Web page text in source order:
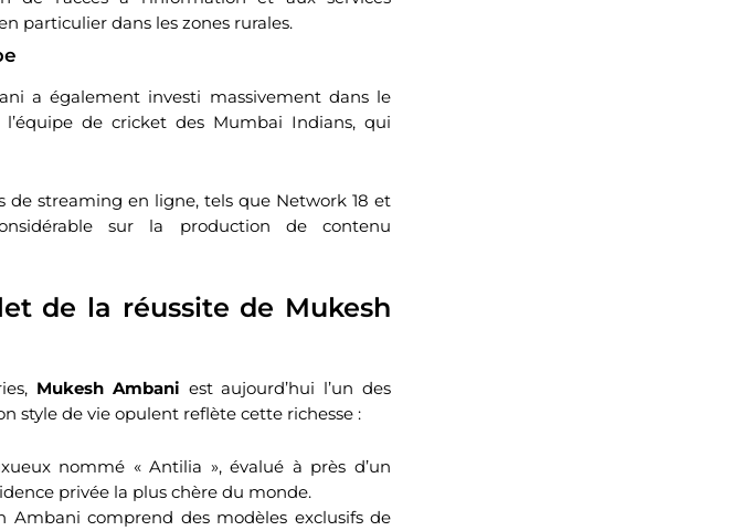
particulier dans les zones rurales.
a également investi massivement dans le
de cricket des Mumbai Indians, qui
streaming en ligne, tels que Network 18 et
sur la production de contenu
de la réussite de Mukesh
Mukesh Ambani est aujourd’hui l’un des
style de vie opulent reflète cette richesse :
nommé « Antilia », évalué à près d’un
privée la plus chère du monde.
Ambani comprend des modèles exclusifs de